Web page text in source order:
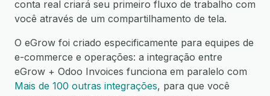
conta real criará seu primeiro fluxo de trabalho com
você através de um compartilhamento de tela.
O eGrow foi criado especificamente para equipes de
e-commerce e operações: a integração entre
eGrow + Odoo Invoices funciona em paralelo com
Mais de 100 outras integrações, para que você